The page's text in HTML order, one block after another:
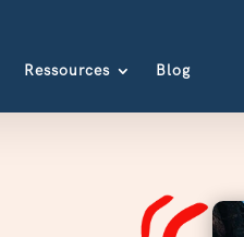
Ressources Blog